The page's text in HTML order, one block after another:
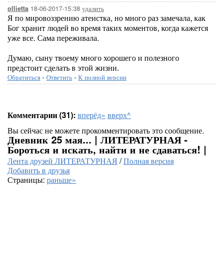
ollietta 18-06-2017-15:38 удалить
Я по мировоззрению атеистка, но много раз замечала, как
Бог хранит людей во время таких моментов, когда кажется
уже все. Сама переживала.
Думаю, сыну твоему много хорошего и полезного
предстоит сделать в этой жизни.
Обратиться - Ответить - К полной версии
Комментарии (31): вперёд» вверх^
Вы сейчас не можете прокомментировать это сообщение.
Дневник 25 мая... | ЛИТЕРАТУРНАЯ -
Бороться и искать, найти и не сдаваться! |
Лента друзей ЛИТЕРАТУРНАЯ /Полная версия
Добавить в друзья
Страницы: раньше»